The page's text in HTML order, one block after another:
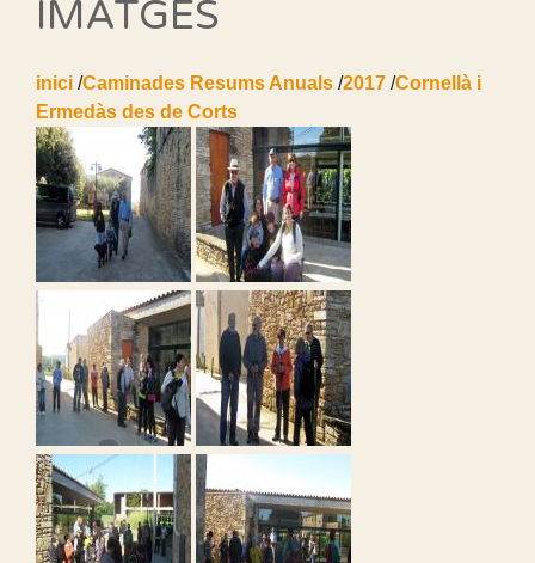
IMATGES
inici /Caminades Resums Anuals /2017 /Cornellà i
Ermedàs des de Corts